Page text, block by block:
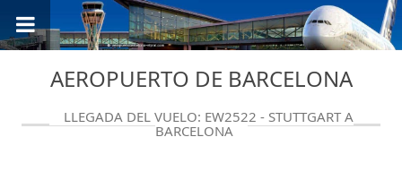
AEROPUERTO DE BARCELONA
LLEGADA DEL VUELO: EW2522 - STUTTGART A
BARCELONA